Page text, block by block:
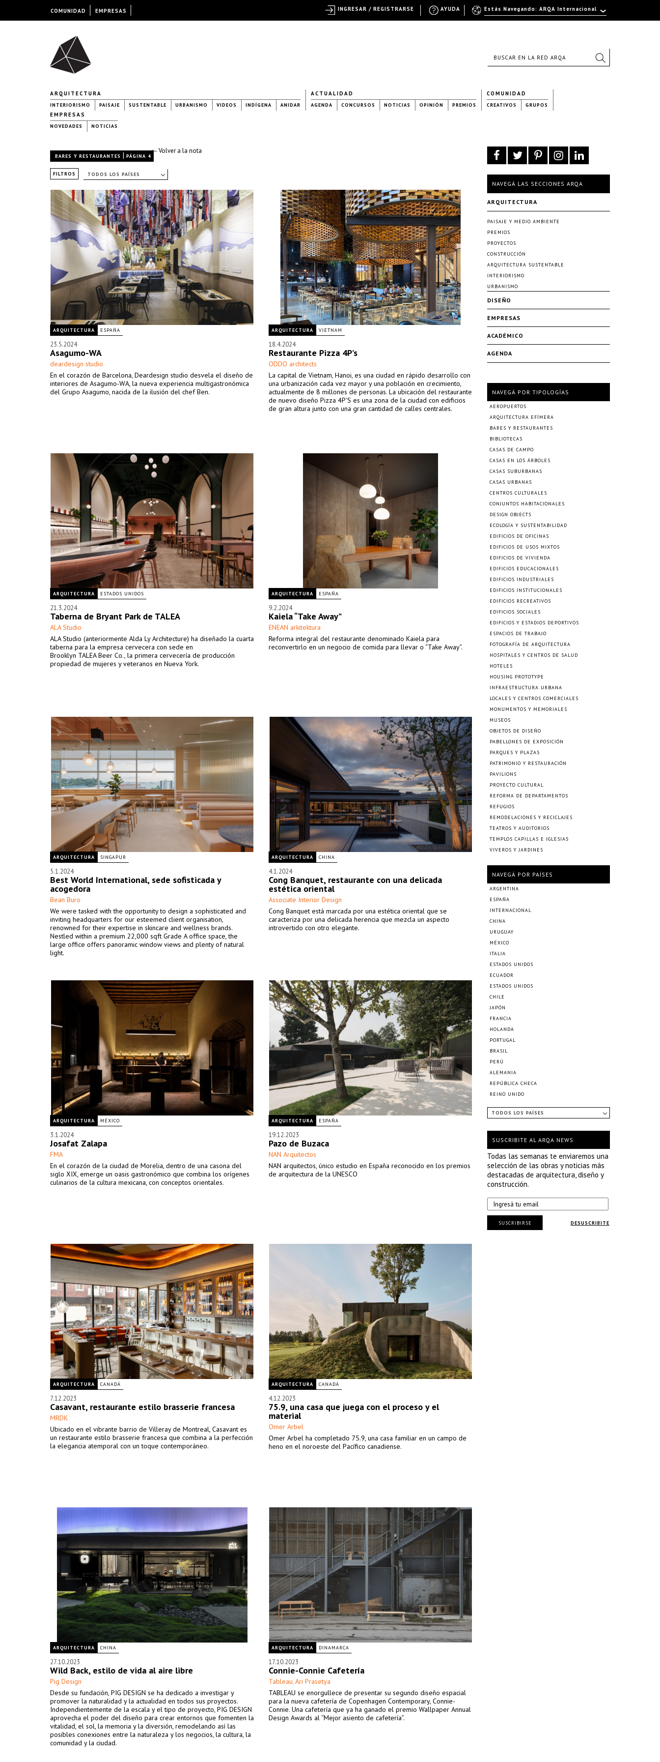
ARQUITECTURA
INTERIORISMO PAISAJE SUSTENTABLE URBANISMO VIDEOS INDÍGENA ANIDAR
ACTUALIDAD
AGENDA CONCURSOS NOTICIAS OPINIÓN PREMIOS
COMUNIDAD
CREATIVOS GRUPOS
EMPRESAS
NOVEDADES NOTICIAS
← Volver a la nota
BARES Y RESTAURANTES | PÁGINA 4
FILTROS TODOS LOS PAÍSES
ARQUITECTURA ESPAÑA
23.5.2024
Asagumo-WA
deardesign studio
En el corazón de Barcelona, Deardesign studio desvela el diseño de
interiores de Asagumo-WA, la nueva experiencia multigastronómica
del Grupo Asagumo, nacida de la ilusión del chef Ben.
ARQUITECTURA VIETNAM
18.4.2024
Restaurante Pizza 4P’s
ODDO architects
La capital de Vietnam, Hanoi, es una ciudad en rápido desarrollo con
una urbanización cada vez mayor y una población en crecimiento,
actualmente de 8 millones de personas. La ubicación del restaurante
de nuevo diseño Pizza 4P'S es una zona de la ciudad con edificios
de gran altura junto con una gran cantidad de calles centrales.
ARQUITECTURA ESTADOS UNIDOS
21.3.2024
Taberna de Bryant Park de TALEA
ALA Studio
ALA Studio (anteriormente Alda Ly Architecture) ha diseñado la cuarta
taberna para la empresa cervecera con sede en
Brooklyn TALEA Beer Co., la primera cervecería de producción
propiedad de mujeres y veteranos en Nueva York.
ARQUITECTURA ESPAÑA
9.2.2024
Kaiela “Take Away”
ENEAN arkitektura
Reforma integral del restaurante denominado Kaiela para
reconvertirlo en un negocio de comida para llevar o “Take Away”.
ARQUITECTURA SINGAPUR
5.1.2024
Best World International, sede sofisticada y
acogedora
Bean Buro
We were tasked with the opportunity to design a sophisticated and
inviting headquarters for our esteemed client organisation,
renowned for their expertise in skincare and wellness brands.
Nestled within a premium 22,000 sqft Grade A office space, the
large office offers panoramic window views and plenty of natural
light.
ARQUITECTURA CHINA
4.1.2024
Cong Banquet, restaurante con una delicada
estética oriental
Associate Interior Design
Cong Banquet está marcada por una estética oriental que se
caracteriza por una delicada herencia que mezcla un aspecto
introvertido con otro elegante.
ARQUITECTURA MÉXICO
3.1.2024
Josafat Zalapa
FMA
En el corazón de la ciudad de Morelia, dentro de una casona del
siglo XIX, emerge un oasis gastronómico que combina los orígenes
culinarios de la cultura mexicana, con conceptos orientales.
ARQUITECTURA ESPAÑA
19.12.2023
Pazo de Buzaca
NAN Arquitectos
NAN arquitectos, único estudio en España reconocido en los premios
de arquitectura de la UNESCO
ARQUITECTURA CANADÁ
7.12.2023
Casavant, restaurante estilo brasserie francesa
MRDK
Ubicado en el vibrante barrio de Villeray de Montreal, Casavant es
un restaurante estilo brasserie francesa que combina a la perfección
la elegancia atemporal con un toque contemporáneo.
ARQUITECTURA CANADÁ
4.12.2023
75.9, una casa que juega con el proceso y el
material
Omer Arbel
Omer Arbel ha completado 75.9, una casa familiar en un campo de
heno en el noroeste del Pacífico canadiense.
ARQUITECTURA CHINA
27.10.2023
Wild Back, estilo de vida al aire libre
Pig Design
Desde su fundación, PIG DESIGN se ha dedicado a investigar y
promover la naturalidad y la actualidad en todos sus proyectos.
Independientemente de la escala y el tipo de proyecto, PIG DESIGN
aprovecha el poder del diseño para crear entornos que fomenten la
vitalidad, el sol, la memoria y la diversión, remodelando así las
posibles conexiones entre la naturaleza y los negocios, la cultura, la
comunidad y la ciudad.
ARQUITECTURA DINAMARCA
17.10.2023
Connie-Connie Cafetería
Tableau, Ari Prasetya
TABLEAU se enorgullece de presentar su segundo diseño espacial
para la nueva cafetería de Copenhagen Contemporary, Connie-
Connie. Una cafetería que ya ha ganado el premio Wallpaper Annual
Design Awards al “Mejor asiento de cafetería”.
NAVEGÁ LAS SECCIONES ARQA
ARQUITECTURA
PAISAJE Y MEDIO AMBIENTE
PREMIOS
PROYECTOS
CONSTRUCCIÓN
ARQUITECTURA SUSTENTABLE
INTERIORISMO
URBANISMO
DISEÑO
EMPRESAS
ACADÉMICO
AGENDA
NAVEGÁ POR TIPOLOGÍAS
AEROPUERTOS
ARQUITECTURA EFÍMERA
BARES Y RESTAURANTES
BIBLIOTECAS
CASAS DE CAMPO
CASAS EN LOS ÁRBOLES
CASAS SUBURBANAS
CASAS URBANAS
CENTROS CULTURALES
CONJUNTOS HABITACIONALES
DESIGN OBJECTS
ECOLOGÍA Y SUSTENTABILIDAD
EDIFICIOS DE OFICINAS
EDIFICIOS DE USOS MIXTOS
EDIFICIOS DE VIVIENDA
EDIFICIOS EDUCACIONALES
EDIFICIOS INDUSTRIALES
EDIFICIOS INSTITUCIONALES
EDIFICIOS RECREATIVOS
EDIFICIOS SOCIALES
EDIFICIOS Y ESTADIOS DEPORTIVOS
ESPACIOS DE TRABAJO
FOTOGRAFÍA DE ARQUITECTURA
HOSPITALES Y CENTROS DE SALUD
HOTELES
HOUSING PROTOTYPE
INFRAESTRUCTURA URBANA
LOCALES Y CENTROS COMERCIALES
MONUMENTOS Y MEMORIALES
MUSEOS
OBJETOS DE DISEÑO
PABELLONES DE EXPOSICIÓN
PARQUES Y PLAZAS
PATRIMONIO Y RESTAURACIÓN
PAVILIONS
PROYECTO CULTURAL
REFORMA DE DEPARTAMENTOS
REFUGIOS
REMODELACIONES Y RECICLAJES
TEATROS Y AUDITORIOS
TEMPLOS CAPILLAS E IGLESIAS
VIVEROS Y JARDINES
NAVEGÁ POR PAÍSES
ARGENTINA
ESPAÑA
INTERNACIONAL
CHINA
URUGUAY
MÉXICO
ITALIA
ESTADOS UNIDOS
ECUADOR
ESTADOS UNIDOS
CHILE
JAPÓN
FRANCIA
HOLANDA
PORTUGAL
BRASIL
PERÚ
ALEMANIA
REPÚBLICA CHECA
REINO UNIDO
TODOS LOS PAÍSES
SUSCRIBITE AL ARQA NEWS
Todas las semanas te enviaremos una
selección de las obras y noticias más
destacadas de arquitectura, diseño y
construcción.
DESUSCRIBITE
SUSCRIBIRSE
COMUNIDAD EMPRESAS Estás Navegando: ARQA Internacional
AYUDA
INGRESAR / REGISTRARSE